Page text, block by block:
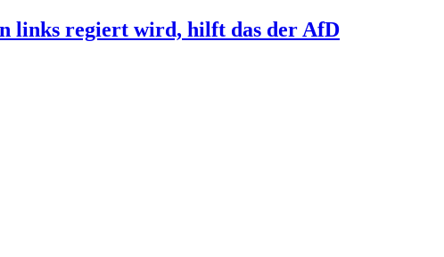
links regiert wird, hilft das der AfD